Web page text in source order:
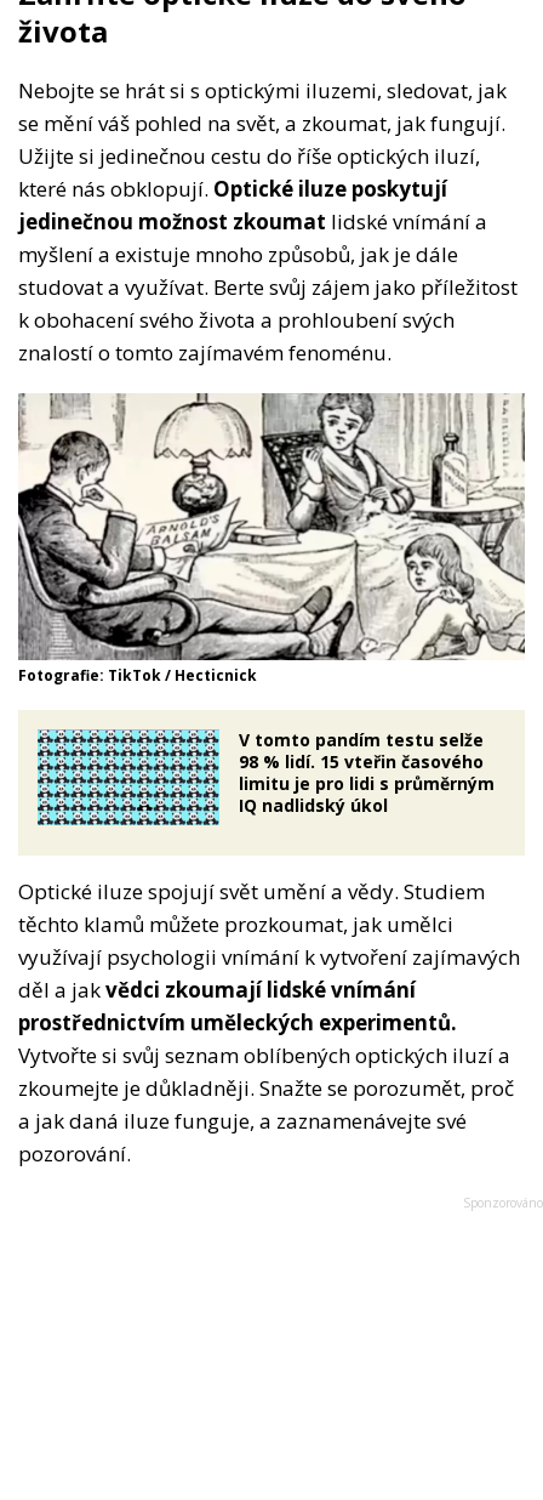
života
Nebojte se hrát si s optickými iluzemi, sledovat, jak
se mění váš pohled na svět, a zkoumat, jak fungují.
Užijte si jedinečnou cestu do říše optických iluzí,
které nás obklopují. Optické iluze poskytují
jedinečnou možnost zkoumat lidské vnímání a
myšlení a existuje mnoho způsobů, jak je dále
studovat a využívat. Berte svůj zájem jako příležitost
k obohacení svého života a prohloubení svých
znalostí o tomto zajímavém fenoménu.
Fotografie: TikTok / Hecticnick
V tomto pandím testu selže
98 % lidí. 15 vteřin časového
limitu je pro lidi s průměrným
IQ nadlidský úkol
Optické iluze spojují svět umění a vědy. Studiem
těchto klamů můžete prozkoumat, jak umělci
využívají psychologii vnímání k vytvoření zajímavých
děl a jakvědci zkoumají lidské vnímání
prostřednictvím uměleckých experimentů.
Vytvořte si svůj seznam oblíbených optických iluzí a
zkoumejte je důkladněji. Snažte se porozumět, proč
a jak daná iluze funguje, a zaznamenávejte své
pozorování.